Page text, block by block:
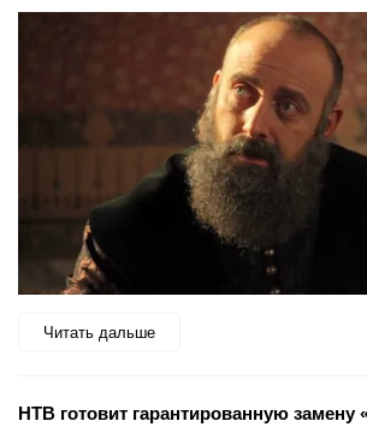
Читать дальше
НТВ готовит гарантированную замену